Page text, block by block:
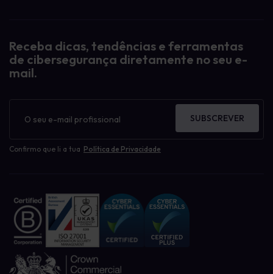
Receba dicas, tendências e ferramentas
de cibersegurança diretamente no seu e-
mail.
informativo
Confirmo que li a tua Política de Privacidade
SUBSCREVER